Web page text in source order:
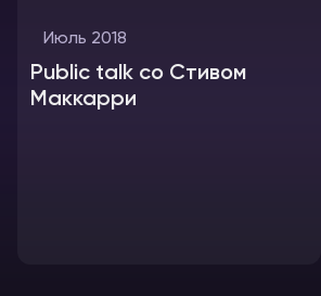
Июль 2018
Public talk со Стивом
Маккарри